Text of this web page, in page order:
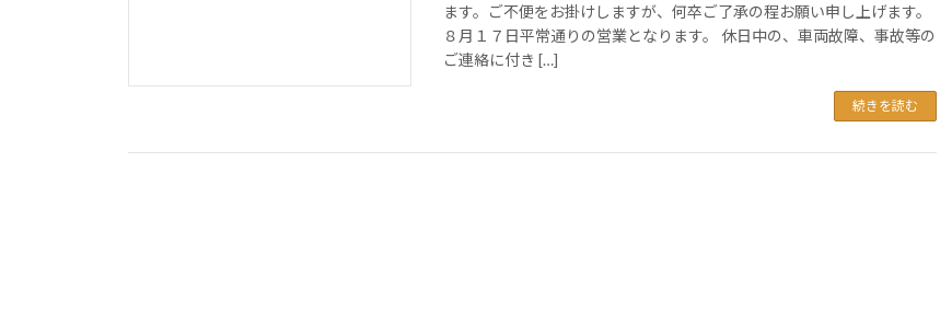
ます。ご不便をお掛けしますが、何卒ご了承の程お願い申し上げます。
８月１７日平常通りの営業となります。 休日中の、車両故障、事故等の
ご連絡に付き […]
続きを読む